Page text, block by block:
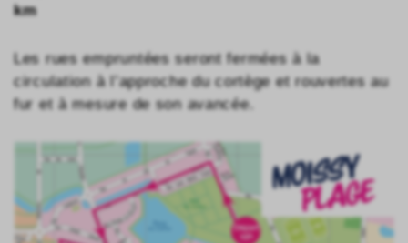
km
Les rues empruntées seront fermées à la
circulation à l’approche du cortège et rouvertes au
fur et à mesure de son avancée.